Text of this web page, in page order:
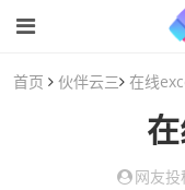
首页 伙伴云三 在线
网友投